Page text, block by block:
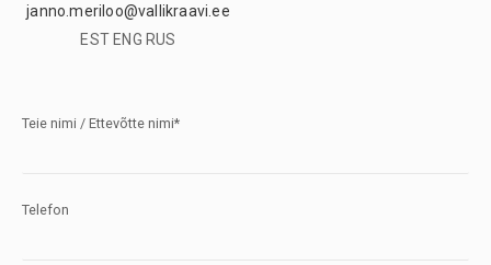
janno.meriloo@vallikraavi.ee
EST ENG RUS
Teie nimi / Ettevõtte nimi*
Telefon